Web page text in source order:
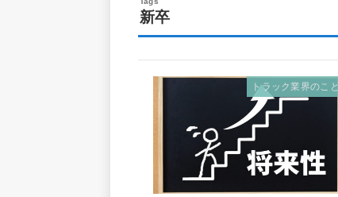
新卒
トラック業界のこと